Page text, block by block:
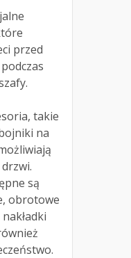
przed
takie
na
są
obrotowe